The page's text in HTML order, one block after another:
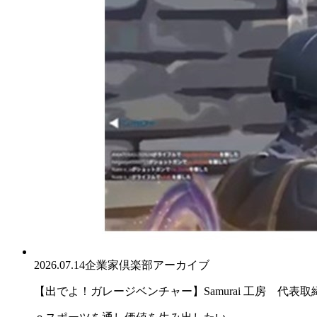
2026.07.14企業家倶楽部アーカイブ
【出でよ！ガレージベンチャー】Samurai 工房 代表取